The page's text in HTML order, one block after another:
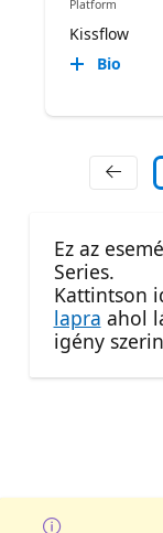
Platform
Kissflow
Bio
Ez az
Series.
Kattintson
lapra ahol
igény